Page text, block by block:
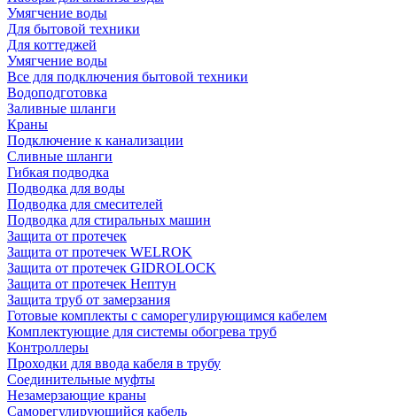
Умягчение воды
Для бытовой техники
Для коттеджей
Умягчение воды
Все для подключения бытовой техники
Водоподготовка
Заливные шланги
Краны
Подключение к канализации
Сливные шланги
Гибкая подводка
Подводка для воды
Подводка для смесителей
Подводка для стиральных машин
Защита от протечек
Защита от протечек WELROK
Защита от протечек GIDROLOCK
Защита от протечек Нептун
Защита труб от замерзания
Готовые комплекты с саморегулирующимся кабелем
Комплектующие для системы обогрева труб
Контроллеры
Проходки для ввода кабеля в трубу
Соединительные муфты
Незамерзающие краны
Саморегулирующийся кабель